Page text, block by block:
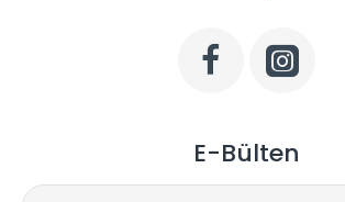
E-Bülten